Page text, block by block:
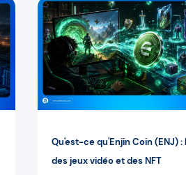
Qu'est-ce qu'Enjin Coin (ENJ)
des jeux vidéo et des NFT
Qu'est-ce qu'Enjin Coin